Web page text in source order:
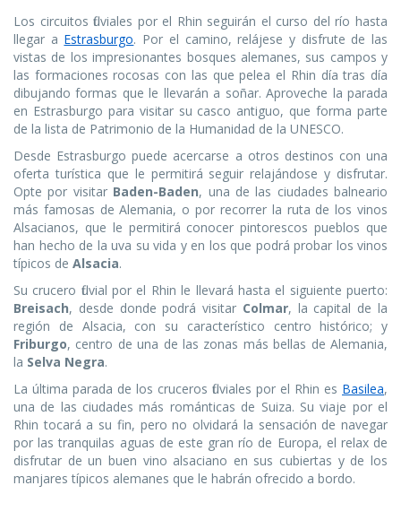
Los circuitos fluviales por el Rhin seguirán el curso del río hasta
llegar a Estrasburgo. Por el camino, relájese y disfrute de las
vistas de los impresionantes bosques alemanes, sus campos y
las formaciones rocosas con las que pelea el Rhin día tras día
dibujando formas que le llevarán a soñar. Aproveche la parada
en Estrasburgo para visitar su casco antiguo, que forma parte
de la lista de Patrimonio de la Humanidad de la UNESCO.
Desde Estrasburgo puede acercarse a otros destinos con una
oferta turística que le permitirá seguir relajándose y disfrutar.
Opte por visitar Baden-Baden, una de las ciudades balneario
más famosas de Alemania, o por recorrer la ruta de los vinos
Alsacianos, que le permitirá conocer pintorescos pueblos que
han hecho de la uva su vida y en los que podrá probar los vinos
típicos de Alsacia.
Su crucero fluvial por el Rhin le llevará hasta el siguiente puerto:
Breisach, desde donde podrá visitar Colmar, la capital de la
región de Alsacia, con su característico centro histórico; y
Friburgo, centro de una de las zonas más bellas de Alemania,
la Selva Negra.
La última parada de los cruceros fluviales por el Rhin es Basilea,
una de las ciudades más románticas de Suiza. Su viaje por el
Rhin tocará a su fin, pero no olvidará la sensación de navegar
por las tranquilas aguas de este gran río de Europa, el relax de
disfrutar de un buen vino alsaciano en sus cubiertas y de los
manjares típicos alemanes que le habrán ofrecido a bordo.